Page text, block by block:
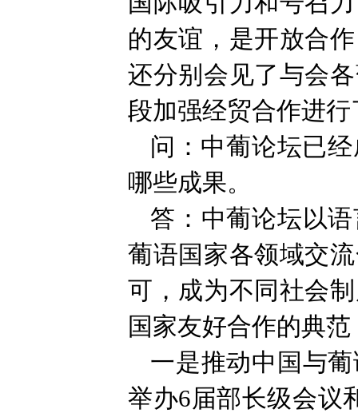
的友谊，是开放合
还分别会见了与会
段加强经贸合作进
问：中葡论坛已
哪些成果。
答：中葡论坛以
葡语国家各领域交
可，成为不同社会
国家友好合作的典
一是推动中国与
举办6届部长级会议